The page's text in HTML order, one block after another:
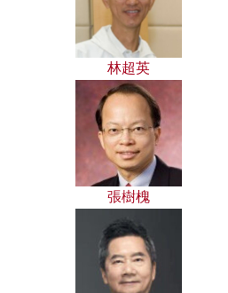
林超英
張樹槐